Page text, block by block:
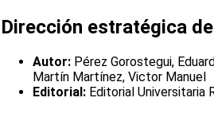
Dirección estratégica
Autor: Pérez Gorostegui,
Martín Martínez, Victor Manuel
Editorial: Editorial Universitaria